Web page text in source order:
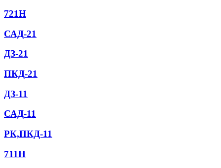
721Н
САД-21
ДЗ-21
ПКД-21
ДЗ-11
САД-11
РК,ПКД-11
711Н